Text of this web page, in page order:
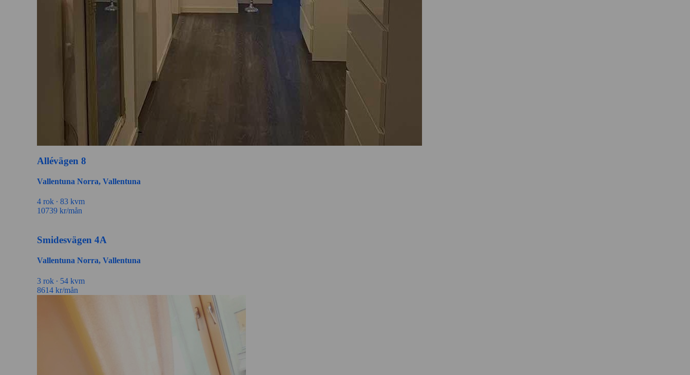
Allévägen 8
Vallentuna Norra, Vallentuna
4 rok ∙ 83 kvm
10739 kr/mån
Smidesvägen 4A
Vallentuna Norra, Vallentuna
3 rok ∙ 54 kvm
8614 kr/mån